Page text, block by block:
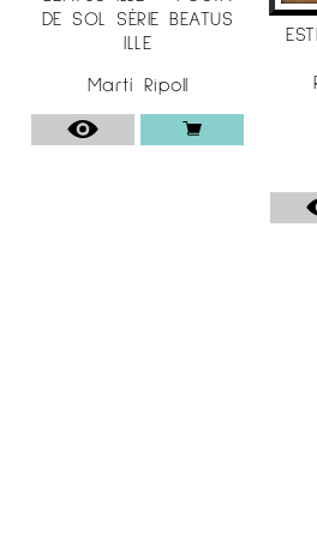
cada objecte, en cada
– Paisatges reconstruïts
DE SOL SÈRIE BEATUS
ILLE
Martí Ripoll